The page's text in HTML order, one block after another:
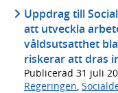
Uppdrag till
att utveckla
våldsutsatthet
riskerar att dras
Publicerad 31 juli
Regeringen,